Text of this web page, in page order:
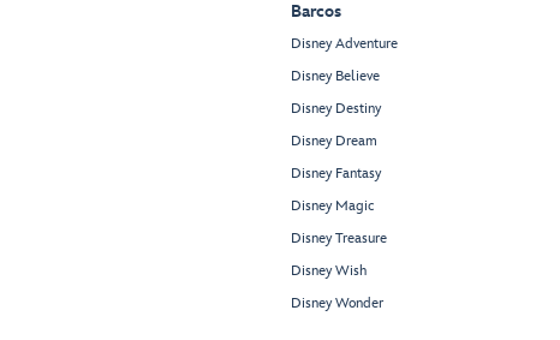
Barcos
Disney Adventure
Disney Believe
Disney Destiny
Disney Dream
Disney Fantasy
Disney Magic
Disney Treasure
Disney Wish
Disney Wonder